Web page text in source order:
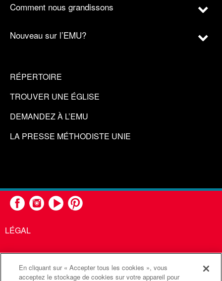
Comment nous grandissons
Nouveau sur l’EMU?
RÉPERTOIRE
TROUVER UNE ÉGLISE
DEMANDEZ À L’EMU
LA PRESSE MÉTHODISTE UNIE
LÉGAL
United Methodist Communications est une agence de l'Église
En cliquant sur « Accepter tous les cookies », vous
acceptez le stockage de cookies sur votre appareil pour